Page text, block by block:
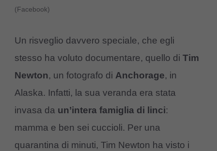
(Facebook)
Un risveglio davvero speciale, che egli
stesso ha voluto documentare, quello di Tim
Newton, un fotografo di Anchorage, in
Alaska. Infatti, la sua veranda era stata
invasa da un’intera famiglia di linci:
mamma e ben sei cuccioli. Per una
quarantina di minuti, Tim Newton ha visto i